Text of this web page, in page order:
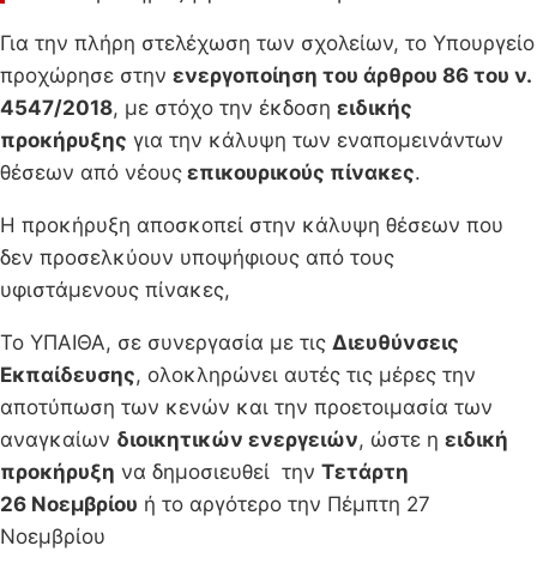
Για την πλήρη στελέχωση των σχολείων, το Υπουργείο
προχώρησε στην ενεργοποίηση του άρθρου 86 του ν.
4547/2018, με στόχο την έκδοση ειδικής
προκήρυξης για την κάλυψη των εναπομεινάντων
θέσεων από νέους επικουρικούς πίνακες.
Η προκήρυξη αποσκοπεί στην κάλυψη θέσεων που
δεν προσελκύουν υποψήφιους από τους
υφιστάμενους πίνακες,
Το ΥΠΑΙΘΑ, σε συνεργασία με τις Διευθύνσεις
Εκπαίδευσης, ολοκληρώνει αυτές τις μέρες την
αποτύπωση των κενών και την προετοιμασία των
αναγκαίων διοικητικών ενεργειών, ώστε η ειδική
προκήρυξη να δημοσιευθεί την Τετάρτη
26 Νοεμβρίου ή το αργότερο την Πέμπτη 27
Νοεμβρίου